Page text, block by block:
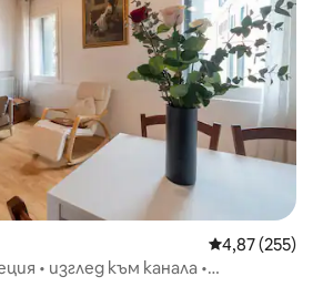
Средна
4,87 (255)
• изглед към канала •